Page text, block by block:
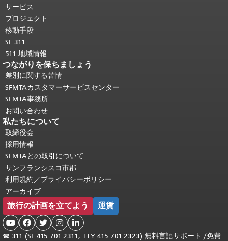
り返されます。
頭に戻る。
サービス
プロジェクト
移動手段
SF 311
511 地域情報
つながりを保ちましょう
差別に関する苦情
SFMTAカスタマーサービスセンター
SFMTA事務所
お問い合わせ
私たちについて
取締役会
採用情報
SFMTAとの取引について
サンフランシスコ市郡
利用規約／プライバシーポリシー
アーカイブ
旅行の計画を立てよう 運賃
    
☎ 311 (SF 415.701.2311; TTY 415.701.2323) 無料言語サポート /免費